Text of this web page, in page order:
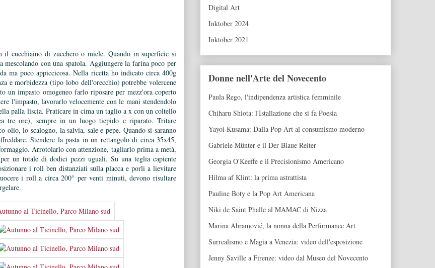
cucchiaino di zucchero o miele. Quando in superficie si
con una spatola. Aggiungere la farina poco per
ma poco appiccicosa. Nella ricetta ho indicato circa 400g
e morbidezza (tipo lobo dell'orecchio) potrebbe volercene
impasto omogeneo farlo riposare per mezz'ora coperto
l'impasto, lavorarlo velocemente con le mani stendendolo
palla liscia. Praticare in cima un taglio a x con un coltello
tre ore), sempre in un luogo tiepido e riparato. Tritare
lo scalogno, la salvia, sale e pepe. Quando si saranno
Stendere la pasta in un rettangolo di circa 35x45,
Arrotolarlo con attenzione, tagliarlo prima a metà,
un totale di dodici pezzi uguali. Su una teglia capiente
i roll ben distanziati sulla placca e porli a lievitare
i roll a circa 200° per venti minuti, devono risultare
Digital Art
Inktober 2024
Inktober 2021
Donne nell'Arte del Novecento
Paula Rego, l'indipendenza artistica femminile
Chiharu Shiota: l'Istallazione che si fa Poesia
Yayoi Kusama: Dalla Pop Art al consumismo moderno
Gabriele Münter e il Der Blaue Reiter
Georgia O'Keeffe e il Precisionismo Americano
Hilma af Klint: la prima astrattista
Pauline Boty e la Pop Art Americana
Niki de Saint Phalle al MAMAC di Nizza
Marina Abramović, la nonna della Performance Art
Surrealismo e Magia a Venezia: video dell'esposizione
Jenny Saville a Firenze: video dal Museo del Novecento